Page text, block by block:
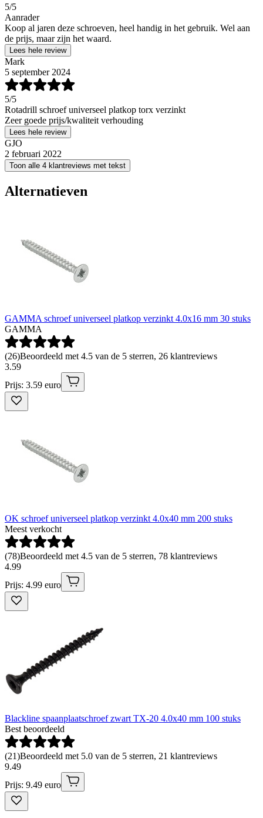
5/5
Aanrader
Koop al jaren deze schroeven, heel handig in het gebruik. Wel aan
de prijs, maar zijn het waard.
Lees hele review
Mark
5 september 2024
5/5
Rotadrill schroef universeel platkop torx verzinkt
Zeer goede prijs/kwaliteit verhouding
Lees hele review
GJO
2 februari 2022
Toon alle 4 klantreviews met tekst
Alternatieven
GAMMA schroef universeel platkop verzinkt 4.0x16 mm 30 stuks
GAMMA
(26)Beoordeeld met 4.5 van de 5 sterren, 26 klantreviews
3.59
Prijs: 3.59 euro
OK schroef universeel platkop verzinkt 4.0x40 mm 200 stuks
Meest verkocht
(78)Beoordeeld met 4.5 van de 5 sterren, 78 klantreviews
4.99
Prijs: 4.99 euro
Blackline spaanplaatschroef zwart TX-20 4.0x40 mm 100 stuks
Best beoordeeld
(21)Beoordeeld met 5.0 van de 5 sterren, 21 klantreviews
9.49
Prijs: 9.49 euro